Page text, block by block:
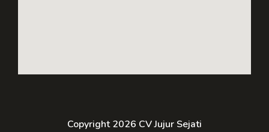
Copyright 2026 CV Jujur Sejati